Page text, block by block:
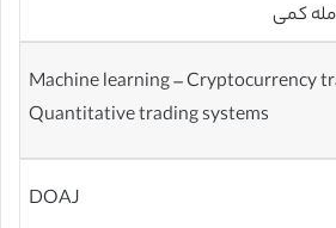
کمی
Machine learning – Cryptocurrency
Quantitative trading systems
DOAJ